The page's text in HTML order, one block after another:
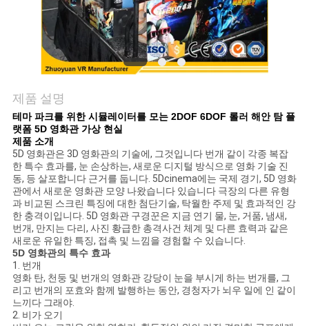
식
케
이
스
사
이
트
제품 설명
테마 파크를 위한 시뮬레이터를 모는 2DOF 6DOF 롤러 해안 탐 플
랫폼 5D 영화관 가상 현실
제품 소개
5D 영화관은 3D 영화관의 기술에, 그것입니다 번개 같이 각종 복잡
한 특수 효과를, 눈 손상하는, 새로운 디지털 방식으로 영화 기술 진
동, 등 살포합니다 근거를 둡니다. 5Dcinema에는 국제 경기, 5D 영화
관에서 새로운 영화관 모양 나왔습니다 있습니다 극장의 다른 유형
과 비교된 스크린 특징에 대한 첨단기술, 탁월한 주제 및 효과적인 강
한 충격이입니다. 5D 영화관 구경꾼은 지금 연기 물, 눈, 거품, 냄새,
번개, 만지는 다리, 사진 황급한 총격사건 체계 및 다른 효력과 같은
새로운 유일한 특징, 접촉 및 느낌을 경험할 수 있습니다.
5D 영화관의 특수 효과
1. 번개
영화 탄, 천둥 및 번개의 영화관 강당이 눈을 부시게 하는 번개를, 그
리고 번개의 포효와 함께 발행하는 동안, 경청자가 뇌우 일에 인 같이
느끼다 그래야.
2. 비가 오기